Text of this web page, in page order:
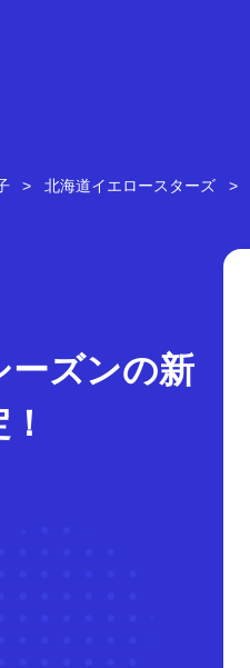
北海道イエロースターズ
ーズンの新